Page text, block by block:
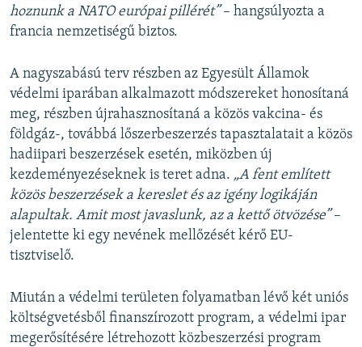
hoznunk a NATO európai pillérét”– hangsúlyozta a
francia nemzetiségű biztos.
A nagyszabású terv részben az Egyesült Államok
védelmi iparában alkalmazott módszereket honosítaná
meg, részben újrahasznosítaná a közös vakcina- és
földgáz-, továbbá lőszerbeszerzés tapasztalatait a közös
hadiipari beszerzések esetén, miközben új
kezdeményezéseknek is teret adna. „A fent említett
közös beszerzések a kereslet és az igény logikáján
alapultak. Amit most javaslunk, az a kettő ötvözése”–
jelentette ki egy nevének mellőzését kérő EU-
tisztviselő.
Miután a védelmi területen folyamatban lévő két uniós
költségvetésből finanszírozott program, a védelmi ipar
megerősítésére létrehozott közbeszerzési program